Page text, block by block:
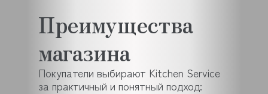
Преимущества
магазина
Покупатели выбирают Kitchen Service
за практичный и понятный подход: